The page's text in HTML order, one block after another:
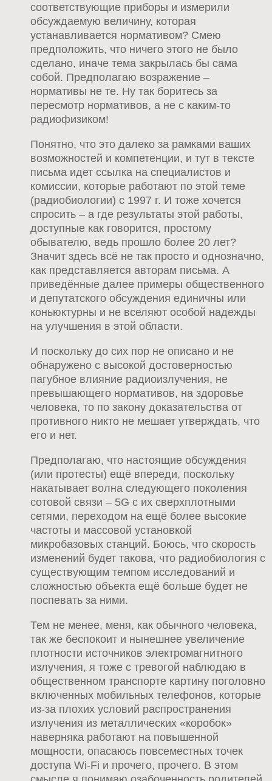
соответствующие приборы и измерили
обсуждаемую величину, которая
устанавливается нормативом? Смею
предположить, что ничего этого не было
сделано, иначе тема закрылась бы сама
собой. Предполагаю возражение –
нормативы не те. Ну так боритесь за
пересмотр нормативов, а не с каким-то
радиофизиком!
Понятно, что это далеко за рамками ваших
возможностей и компетенции, и тут в тексте
письма идет ссылка на специалистов и
комиссии, которые работают по этой теме
(радиобиологии) с 1997 г. И тоже хочется
спросить – а где результаты этой работы,
доступные как говорится, простому
обывателю, ведь прошло более 20 лет?
Значит здесь всё не так просто и однозначно,
как представляется авторам письма. А
приведённые далее примеры общественного
и депутатского обсуждения единичны или
коньюктурны и не вселяют особой надежды
на улучшения в этой области.
И поскольку до сих пор не описано и не
обнаружено с высокой достоверностью
пагубное влияние радиоизлучения, не
превышающего нормативов, на здоровье
человека, то по закону доказательства от
противного никто не мешает утверждать, что
его и нет.
Предполагаю, что настоящие обсуждения
(или протесты) ещё впереди, поскольку
накатывает волна следующего поколения
сотовой связи – 5G с их сверхплотными
сетями, переходом на ещё более высокие
частоты и массовой установкой
микробазовых станций. Боюсь, что скорость
изменений будет такова, что радиобиология с
существующим темпом исследований и
сложностью объекта ещё больше будет не
поспевать за ними.
Тем не менее, меня, как обычного человека,
так же беспокоит и нынешнее увеличение
плотности источников электромагнитного
излучения, я тоже с тревогой наблюдаю в
общественном транспорте картину поголовно
включенных мобильных телефонов, которые
из-за плохих условий распространения
излучения из металлических «коробок»
наверняка работают на повышенной
мощности, опасаюсь повсеместных точек
доступа Wi-Fi и прочего, прочего. В этом